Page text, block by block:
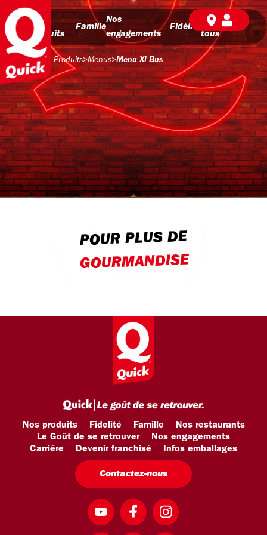
Nos
produits
Famille
Nos
engagements
Fidélité
BD pour
tous
Produits>Menus>Menu Xl Bus
POUR PLUS DE
GOURMANDISE
Nos produits Fidelité Famille
Nos restaurants
Le Goût de se retrouver
Nos engagements
Carrière
Devenir franchisé Infos emballages
Contactez-nous